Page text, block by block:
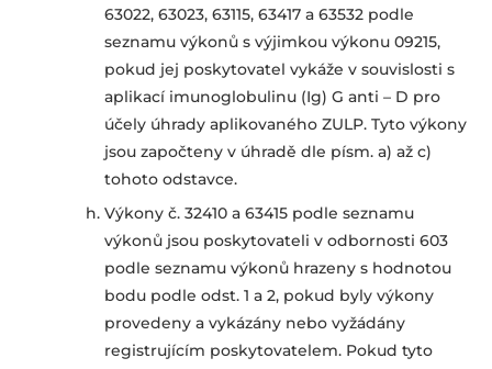
63022, 63023, 63115, 63417 a 63532 podle
seznamu výkonů s výjimkou výkonu 09215,
pokud jej poskytovatel vykáže v souvislosti s
aplikací imunoglobulinu (Ig) G anti – D pro
účely úhrady aplikovaného ZULP. Tyto výkony
jsou započteny v úhradě dle písm. a) až c)
tohoto odstavce.
Výkony č. 32410 a 63415 podle seznamu
výkonů jsou poskytovateli v odbornosti 603
podle seznamu výkonů hrazeny s hodnotou
bodu podle odst. 1 a 2, pokud byly výkony
provedeny a vykázány nebo vyžádány
registrujícím poskytovatelem. Pokud tyto